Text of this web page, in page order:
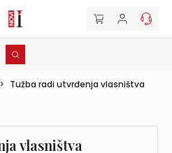
> Tužba radi utvrđenja vlasništva
vlasništva